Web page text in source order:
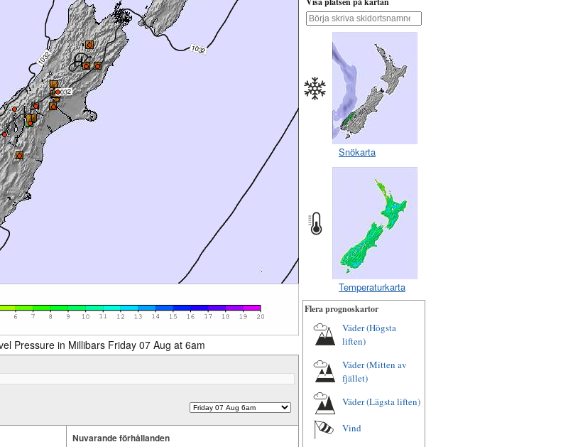
Pressure in Millibars Friday 07 Aug at 6am
Nuvarande förhållanden
Snökarta
Temperaturkarta
Flera prognoskartor
Väder (Högsta
liften)
Väder (Mitten av
fjället)
Väder (Lägsta liften)
Vind